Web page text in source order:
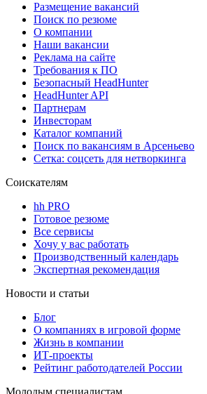
Размещение вакансий
Поиск по резюме
О компании
Наши вакансии
Реклама на сайте
Требования к ПО
Безопасный HeadHunter
HeadHunter API
Партнерам
Инвесторам
Каталог компаний
Поиск по вакансиям в Арсеньево
Сетка: соцсеть для нетворкинга
Соискателям
hh PRO
Готовое резюме
Все сервисы
Хочу у вас работать
Производственный календарь
Экспертная рекомендация
Новости и статьи
Блог
О компаниях в игровой форме
Жизнь в компании
ИТ-проекты
Рейтинг работодателей России